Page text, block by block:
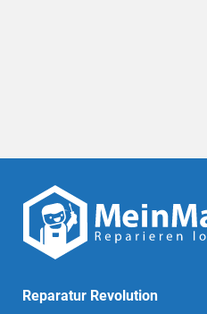
Reparatur Revolution